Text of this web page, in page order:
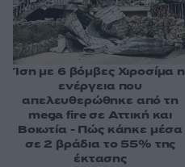
Ίση με 6 βόμβες Χιροσίμα η
ενέργεια που
απελευθερώθηκε από τη
mega fire σε Αττική και
Βοιωτία - Πώς κάηκε μέσα
σε 2 βράδια το 55% της
έκτασης